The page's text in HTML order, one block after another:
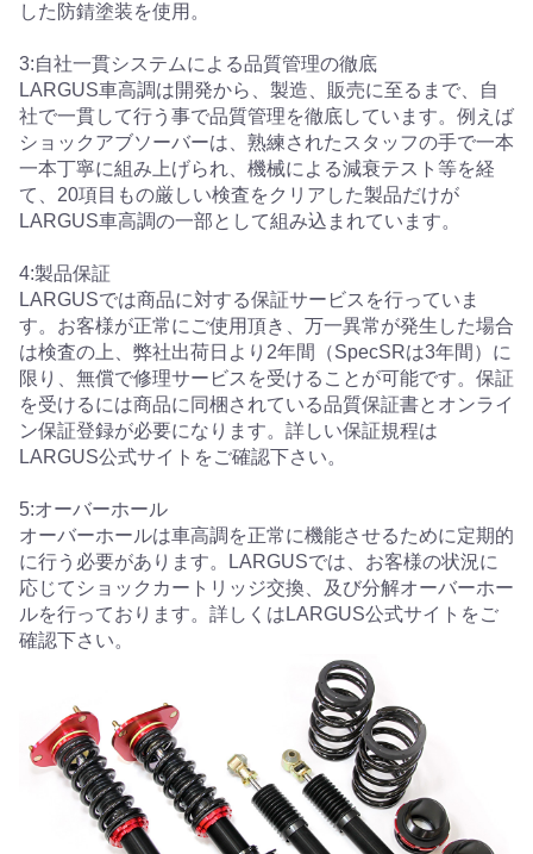
した防錆塗装を使用。
3:自社一貫システムによる品質管理の徹底
LARGUS車高調は開発から、製造、販売に至るまで、自
社で一貫して行う事で品質管理を徹底しています。例えば
ショックアブソーバーは、熟練されたスタッフの手で一本
一本丁寧に組み上げられ、機械による減衰テスト等を経
て、20項目もの厳しい検査をクリアした製品だけが
LARGUS車高調の一部として組み込まれています。
4:製品保証
LARGUSでは商品に対する保証サービスを行っていま
す。お客様が正常にご使用頂き、万一異常が発生した場合
は検査の上、弊社出荷日より2年間（SpecSRは3年間）に
限り、無償で修理サービスを受けることが可能です。保証
を受けるには商品に同梱されている品質保証書とオンライ
ン保証登録が必要になります。詳しい保証規程は
LARGUS公式サイトをご確認下さい。
5:オーバーホール
オーバーホールは車高調を正常に機能させるために定期的
に行う必要があります。LARGUSでは、お客様の状況に
応じてショックカートリッジ交換、及び分解オーバーホー
ルを行っております。詳しくはLARGUS公式サイトをご
確認下さい。